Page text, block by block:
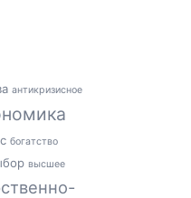
антикризисное
богатство
высшее